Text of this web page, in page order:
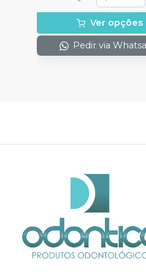
Ver opções
Pedir via